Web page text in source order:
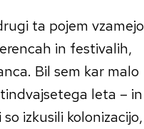
ta pojem vzamejo
in festivalih,
Bil sem kar malo
leta – in
izkusili kolonizacijo,